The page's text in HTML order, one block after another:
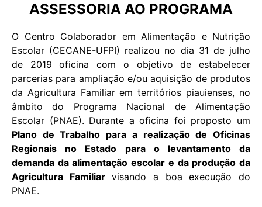
ASSESSORIA AO PROGRAMA
O Centro Colaborador em Alimentação e Nutrição
Escolar (CECANE-UFPI) realizou no dia 31 de julho
de 2019 oficina com o objetivo de estabelecer
parcerias para ampliação e/ou aquisição de produtos
da Agricultura Familiar em territórios piauienses, no
âmbito do Programa Nacional de Alimentação
Escolar (PNAE). Durante a oficina foi proposto um
Plano de Trabalho para a realização de Oficinas
Regionais no Estado para o levantamento da
demanda da alimentação escolar e da produção da
Agricultura Familiarvisando a boa execução do
PNAE.